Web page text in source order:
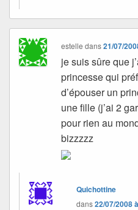
estelle dans21/07/
je suis sûre que
princesse qui
d’épouser un
une fille (j’ai 2
pour rien au
bizzzzz
Quichottine
dans22/07/2008